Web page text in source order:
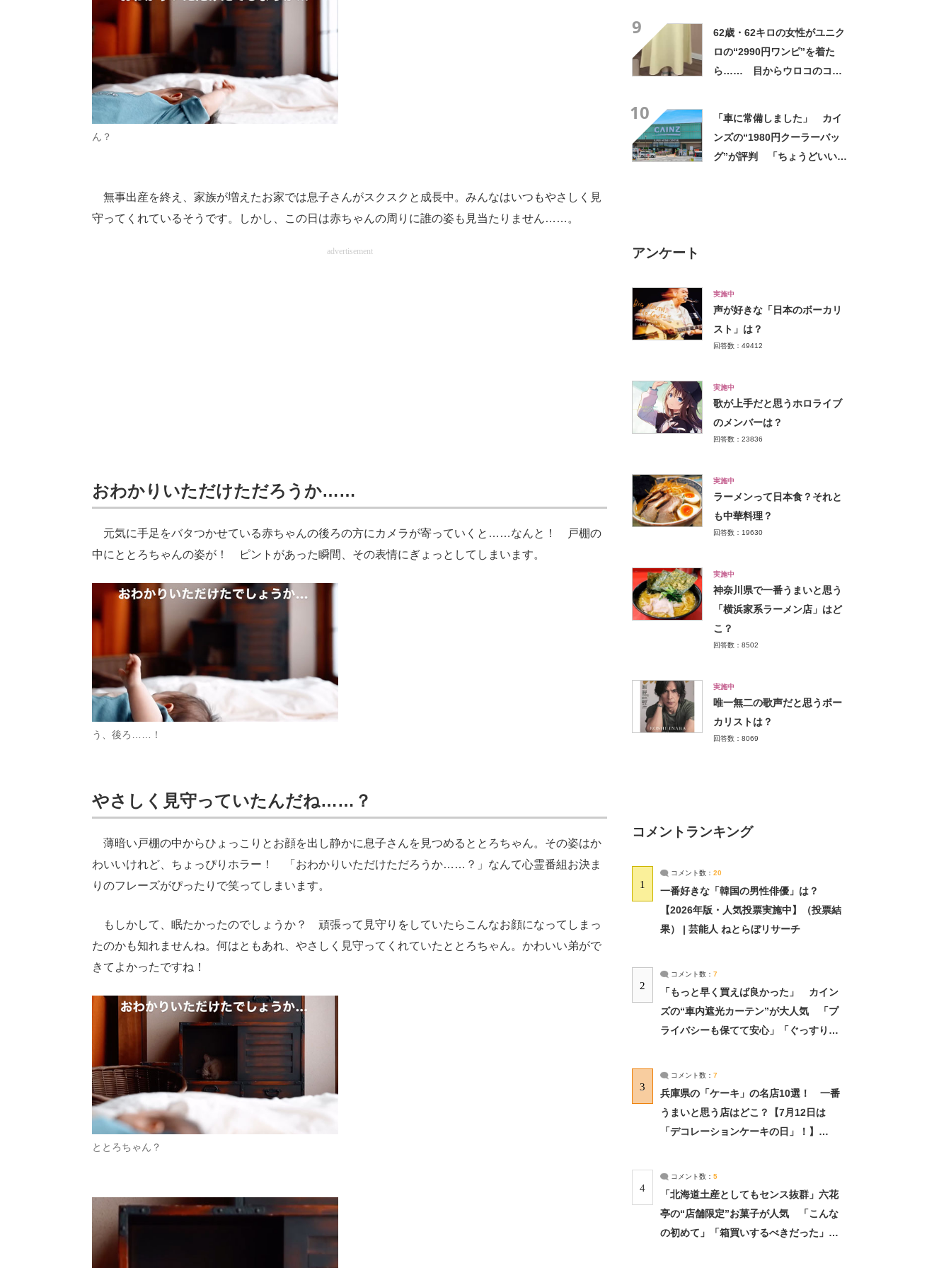
ん？
無事出産を終え、家族が増えたお家では息子さんがスクスクと成長中。みんなはいつもやさしく見
守ってくれているそうです。しかし、この日は赤ちゃんの周りに誰の姿も見当たりません……。
advertisement
おわかりいただけただろうか……
元気に手足をバタつかせている赤ちゃんの後ろの方にカメラが寄っていくと……なんと！ 戸棚の
中にととろちゃんの姿が！ ピントがあった瞬間、その表情にぎょっとしてしまいます。
う、後ろ……！
やさしく見守っていたんだね……？
薄暗い戸棚の中からひょっこりとお顔を出し静かに息子さんを見つめるととろちゃん。その姿はか
わいいけれど、ちょっぴりホラー！ 「おわかりいただけただろうか……？」なんて心霊番組お決ま
りのフレーズがぴったりで笑ってしまいます。
もしかして、眠たかったのでしょうか？ 頑張って見守りをしていたらこんなお顔になってしまっ
たのかも知れませんね。何はともあれ、やさしく見守ってくれていたととろちゃん。かわいい弟がで
きてよかったですね！
ととろちゃん？
9
62歳・62キロの女性がユニク
ロの“2990円ワンピ”を着た
ら…… 目からウロコのコー
10
「車に常備しました」 カイ
ンズの“1980円クーラーバッ
グ”が評判 「ちょうどいい大
アンケート
実施中
声が好きな「日本のボーカリ
スト」は？
回答数：49412
実施中
歌が上手だと思うホロライブ
のメンバーは？
回答数：23836
実施中
ラーメンって日本食？それと
も中華料理？
回答数：19630
実施中
神奈川県で一番うまいと思う
「横浜家系ラーメン店」はど
こ？
回答数：8502
実施中
唯一無二の歌声だと思うボー
カリストは？
回答数：8069
コメントランキング
1
コメント数： 20
一番好きな「韓国の男性俳優」は？
【2026年版・人気投票実施中】（投票結
果） | 芸能人 ねとらぼリサーチ
2
コメント数： 7
「もっと早く買えば良かった」 カイン
ズの“車内遮光カーテン”が大人気 「プ
ライバシーも保てて安心」「ぐっすり眠
3
コメント数： 7
兵庫県の「ケーキ」の名店10選！ 一番
うまいと思う店はどこ？【7月12日は
「デコレーションケーキの日」！】
4
コメント数： 5
「北海道土産としてもセンス抜群」六花
亭の“店舗限定”お菓子が人気 「こんな
の初めて」「箱買いするべきだった」